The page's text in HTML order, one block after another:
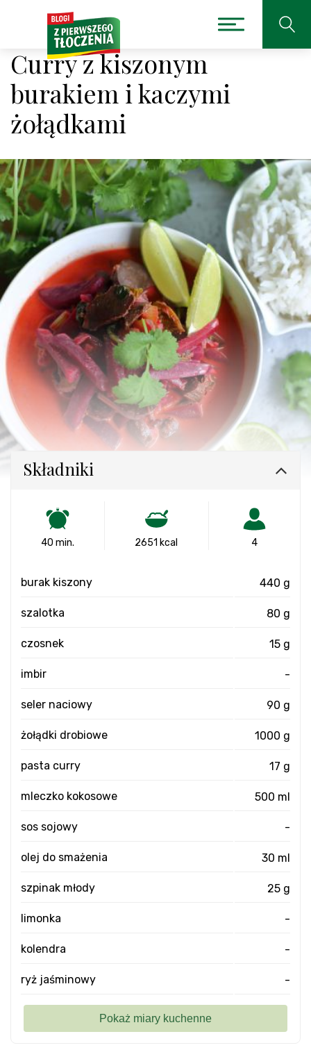
Curry z kiszonym
burakiem i kaczymi
żołądkami
Składniki
40 min. 2651 kcal 4
burak kiszony 440 g
szalotka 80 g
czosnek 15 g
imbir -
seler naciowy 90 g
żołądki drobiowe 1000 g
pasta curry 17 g
mleczko kokosowe 500 ml
sos sojowy -
olej do smażenia 30 ml
szpinak młody 25 g
limonka -
kolendra -
ryż jaśminowy -